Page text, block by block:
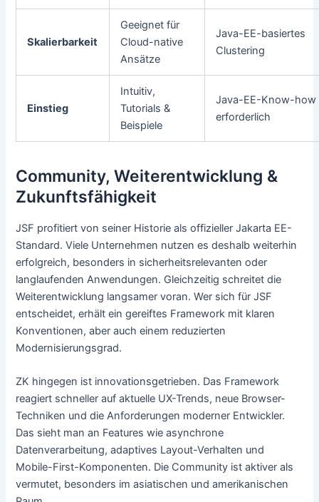
Skalierbarkeit
Geeignet für
Cloud-native
Ansätze
Java-EE-basiertes
Clustering
Einstieg
Intuitiv,
Tutorials &
Beispiele
Java-EE-Know-how
erforderlich
Community, Weiterentwicklung &
Zukunftsfähigkeit
JSF profitiert von seiner Historie als offizieller Jakarta EE-
Standard. Viele Unternehmen nutzen es deshalb weiterhin
erfolgreich, besonders in sicherheitsrelevanten oder
langlaufenden Anwendungen. Gleichzeitig schreitet die
Weiterentwicklung langsamer voran. Wer sich für JSF
entscheidet, erhält ein gereiftes Framework mit klaren
Konventionen, aber auch einem reduzierten
Modernisierungsgrad.
ZK hingegen ist innovationsgetrieben. Das Framework
reagiert schneller auf aktuelle UX-Trends, neue Browser-
Techniken und die Anforderungen moderner Entwickler.
Das sieht man an Features wie asynchrone
Datenverarbeitung, adaptives Layout-Verhalten und
Mobile-First-Komponenten. Die Community ist aktiver als
vermutet, besonders im asiatischen und amerikanischen